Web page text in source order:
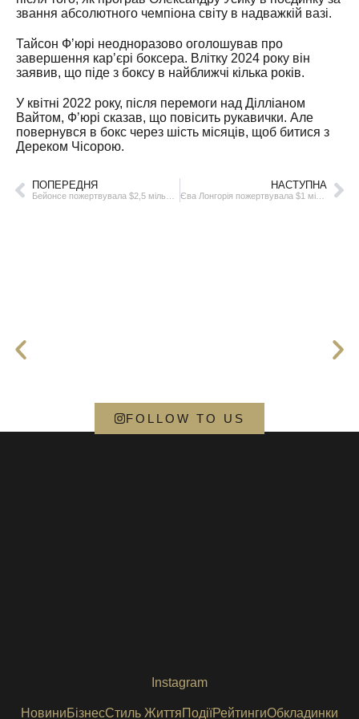
звання абсолютного чемпіона світу в надважкій вазі.
Тайсон Фʼюрі неодноразово оголошував про
завершення карʼєрі боксера. Влітку 2024 року він
заявив, що піде з боксу в найближчі кілька років.
У квітні 2022 року, після перемоги над Ділліаном
Вайтом, Фʼюрі сказав, що повісить рукавички. Але
повернувся в бокс через шість місяців, щоб битися з
Дереком Чісорою.
ПОПЕРЕДНЯ НАСТУПНА
Єва Лонгорія пожертвувала $1 мільйон постраждалим у Лос-Анджелесі
FOLLOW TO US
Instagram
НовиниБізнесСтиль ЖиттяПодіїРейтингиОбкладинки